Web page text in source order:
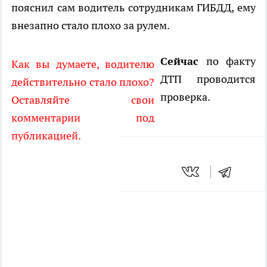
пояснил сам водитель сотрудникам ГИБДД, ему
внезапно стало плохо за рулем.
Как вы думаете, водителю
действительно стало плохо?
Оставляйте свои
комментарии под
публикацией.
Сейчас по факту
ДТП проводится
проверка.